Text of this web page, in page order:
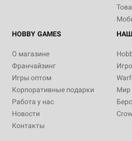
HOBBY GAMES
О магазине
Франчайзинг
Игры оптом
Корпоративные подарки
Работа у нас
Новости
Контакты
Мир